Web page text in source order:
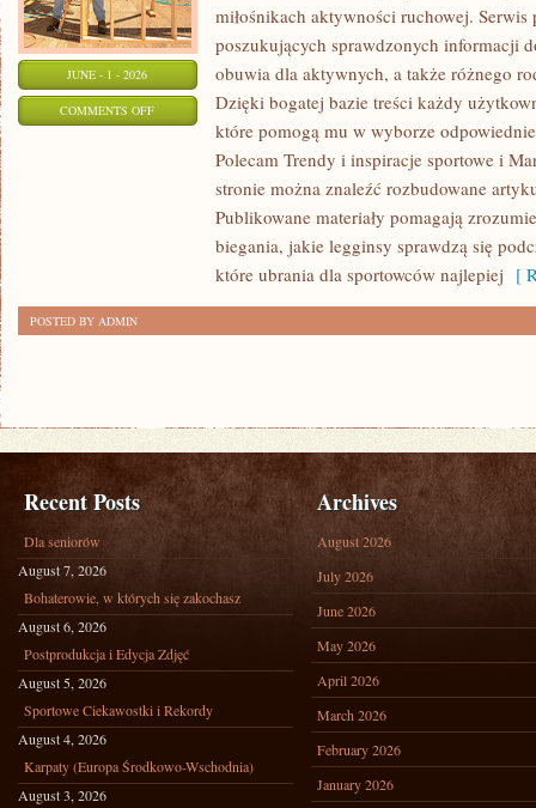
JUNE - 1 - 2026
COMMENTS OFFON
PRODUKTÓW
miłośnikach aktywności ruchowej.
poszukujących sprawdzonych informacji
obuwia dla aktywnych, a także różnego
Dzięki bogatej bazie treści każdy
które pomogą mu w wyborze
Polecam Trendy i inspiracje sportowe i
stronie można znaleźć rozbudowane
Publikowane materiały pomagają
biegania, jakie legginsy sprawdzą się
które ubrania dla sportowców najlepiej [
POSTED BY ADMIN
Recent Posts
Dla seniorów
August 7, 2026
Bohaterowie, w których się zakochasz
August 6, 2026
Postprodukcja i Edycja Zdjęć
August 5, 2026
Sportowe Ciekawostki i Rekordy
August 4, 2026
Karpaty (Europa Środkowo-Wschodnia)
August 3, 2026
Archives
August 2026
July 2026
June 2026
May 2026
April 2026
March 2026
February 2026
January 2026